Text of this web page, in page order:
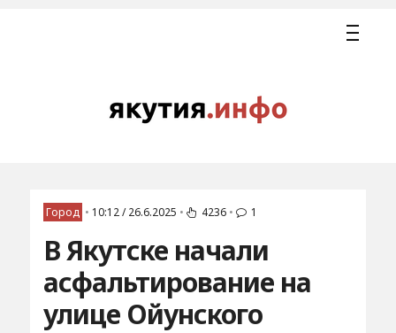
Город • 10:12 / 26.6.2025 • 4236 • 1
В Якутске начали
асфальтирование на
улице Ойунского